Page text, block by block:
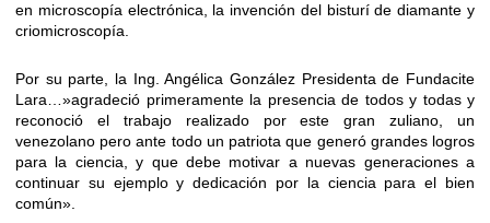
en microscopía electrónica, la invención del bisturí de diamante y
criomicroscopía.
Por su parte, la Ing. Angélica González Presidenta de Fundacite
Lara…»agradeció primeramente la presencia de todos y todas y
reconoció el trabajo realizado por este gran zuliano, un
venezolano pero ante todo un patriota que generó grandes logros
para la ciencia, y que debe motivar a nuevas generaciones a
continuar su ejemplo y dedicación por la ciencia para el bien
común».